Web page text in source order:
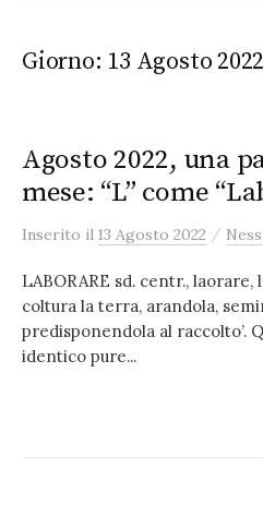
Giorno: 13 Agosto 2022
Agosto 2022, una
mese: “L” come
Inserito il 13 Agosto 2022 /
LABORARE sd. centr.,
coltura la terra, arandola,
predisponendola al raccolto’.
identico pure...